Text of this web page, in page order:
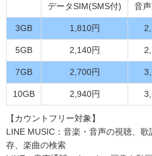
データSIM(SMS付) 音
3GB 1,810円
5GB 2,140円
7GB 2,700円
10GB 2,940円
【カウントフリー対象】
LINE MUSIC：音楽・音声の視聴、
存、楽曲の検索